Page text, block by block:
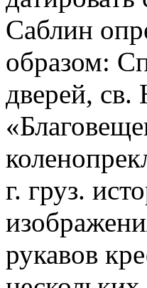
Саблин
образом:
дверей, св.
г. груз.
рукавов